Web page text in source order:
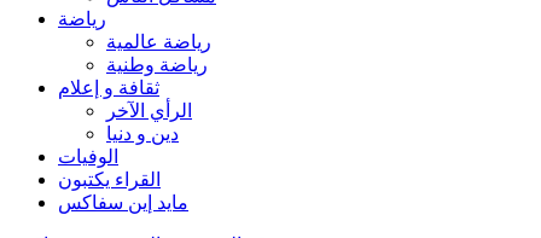
رياضة
رياضة عالمية
رياضة وطنية
ثقافة و إعلام
الرأي الآخر
دين و دنيا
الوفيات
القراء يكتبون
مايد إين سفاكس